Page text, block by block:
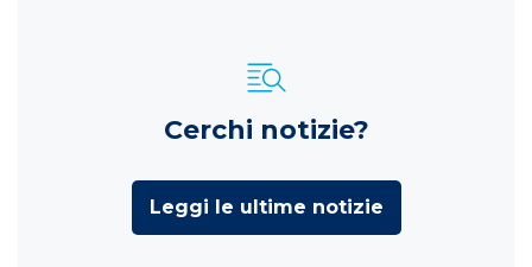
Cerchi notizie?
Leggi le ultime notizie